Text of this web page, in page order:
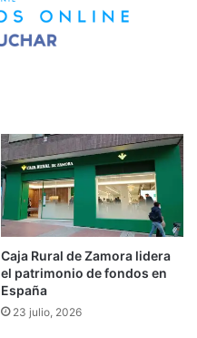
Caja Rural de Zamora lidera
el patrimonio de fondos en
España
23 julio, 2026